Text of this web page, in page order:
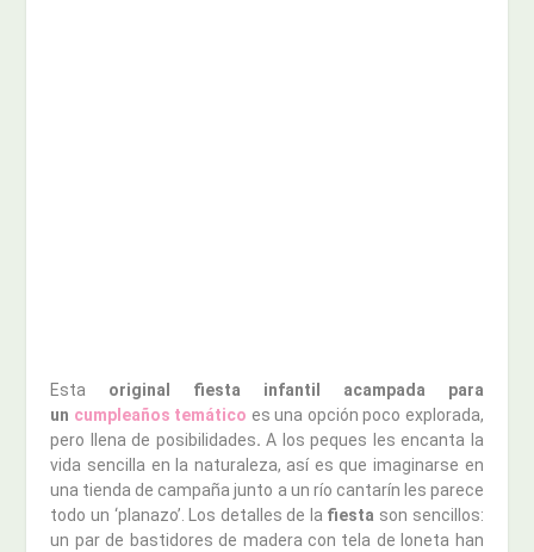
Esta original fiesta infantil acampada
para
un cumpleaños temático es una opción poco explorada,
pero llena de posibilidades. A los peques les encanta la
vida sencilla en la naturaleza, así es que imaginarse en
una tienda de campaña junto a un río cantarín les parece
todo un ‘planazo’. Los detalles de la fiesta son sencillos:
un par de bastidores de madera con tela de loneta han